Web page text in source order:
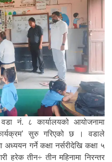
नं. ८ कार्यालयको आयोजनामा
सुरु गरिएको छ । वडाले
गर्ने कक्षा नर्सरीदेखि कक्षा ५
हरेक तीन÷ तीन महिनामा निरन्तर